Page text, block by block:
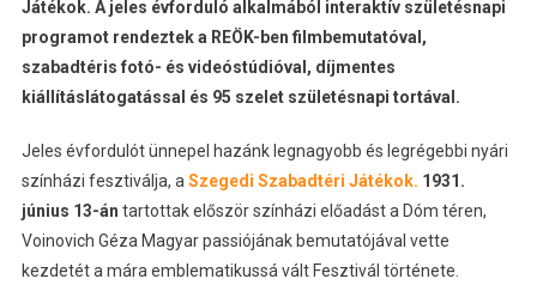
Játékok. A jeles évforduló alkalmából interaktív születésnapi
programot rendeztek a REÖK-ben filmbemutatóval,
szabadtéris fotó- és videóstúdióval, díjmentes
kiállításlátogatással és 95 szelet születésnapi tortával.
Jeles évfordulót ünnepel hazánk legnagyobb és legrégebbi nyári
színházi fesztiválja, a Szegedi Szabadtéri Játékok. 1931.
június 13-án tartottak először színházi előadást a Dóm téren,
Voinovich Géza Magyar passiójának bemutatójával vette
kezdetét a mára emblematikussá vált Fesztivál története.